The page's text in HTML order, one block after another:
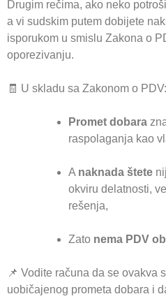
Drugim rečima, ako neko
a vi sudskim putem dobijete
isporukom u smislu Zakona o
oporezivanju.
🧾 U skladu sa Zakonom o PDV:
Promet dobara
raspolaganja kao
A naknada štete
okviru delatnosti,
rešenja,
Zato nema PDV
📌 Vodite računa da se ovakva
uobičajenog prometa dobara i